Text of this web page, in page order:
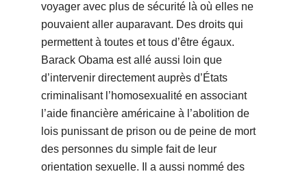
voyager avec plus de sécurité là où elles ne
pouvaient aller auparavant. Des droits qui
permettent à toutes et tous d’être égaux.
Barack Obama est allé aussi loin que
d’intervenir directement auprès d’États
criminalisant l’homosexualité en associant
l’aide financière américaine à l’abolition de
lois punissant de prison ou de peine de mort
des personnes du simple fait de leur
orientation sexuelle. Il a aussi nommé des